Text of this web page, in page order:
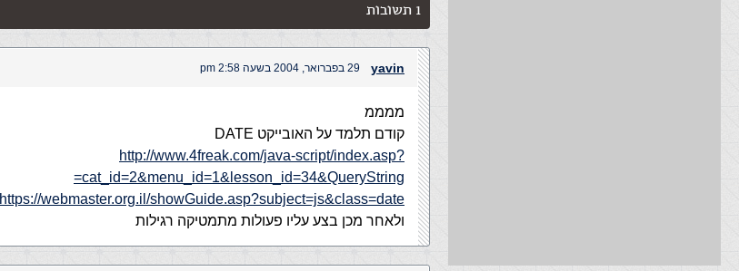
1 תשובות
yavin 29 בפברואר, 2004 בשעה 2:58 pm
ממממ
קודם תלמד על האובייקט DATE
http://www.4freak.com/java-script/index.asp?
cat_id=2&menu_id=1&lesson_id=34&QueryString=
https://webmaster.org.il/showGuide.asp?subject=js&class=date
ולאחר מכן בצע עליו פעולות מתמטיקה רגילות